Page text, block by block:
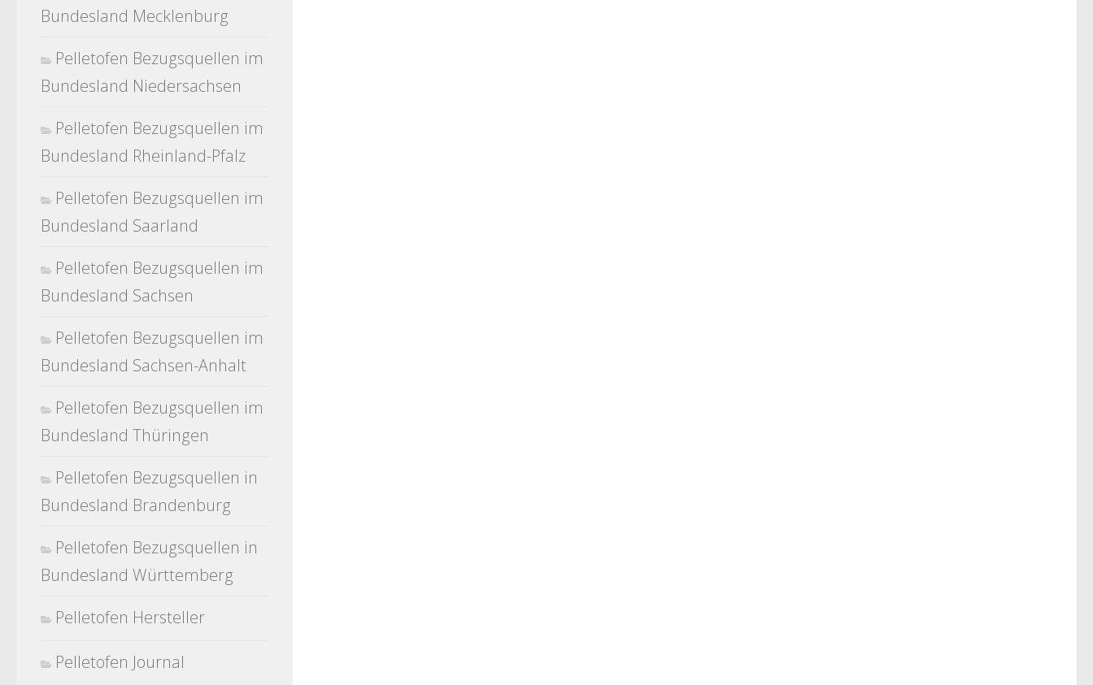
Bundesland Mecklenburg
Pelletofen Bezugsquellen im
Bundesland Niedersachsen
Pelletofen Bezugsquellen im
Bundesland Rheinland-Pfalz
Pelletofen Bezugsquellen im
Bundesland Saarland
Pelletofen Bezugsquellen im
Bundesland Sachsen
Pelletofen Bezugsquellen im
Bundesland Sachsen-Anhalt
Pelletofen Bezugsquellen im
Bundesland Thüringen
Pelletofen Bezugsquellen in
Bundesland Brandenburg
Pelletofen Bezugsquellen in
Bundesland Württemberg
Pelletofen Hersteller
Pelletofen Journal